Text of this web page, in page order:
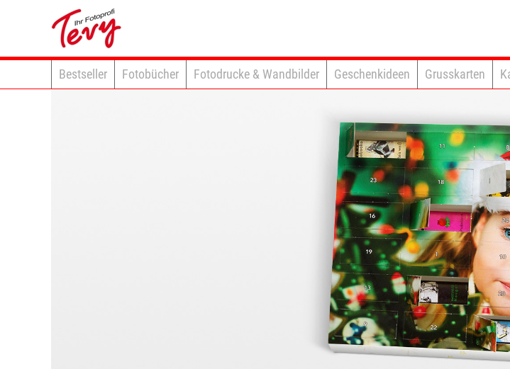
Bestseller Fotobücher Fotodrucke & Wandbilder Geschenkideen Grusskarten